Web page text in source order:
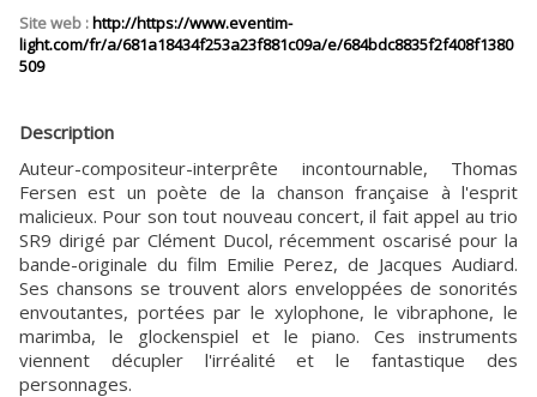
Site web :http://https://www.eventim-
light.com/fr/a/681a18434f253a23f881c09a/e/684bdc8835f2f408f1380
509
Description
Auteur-compositeur-interprête incontournable, Thomas
Fersen est un poète de la chanson française à l'esprit
malicieux. Pour son tout nouveau concert, il fait appel au trio
SR9 dirigé par Clément Ducol, récemment oscarisé pour la
bande-originale du film Emilie Perez, de Jacques Audiard.
Ses chansons se trouvent alors enveloppées de sonorités
envoutantes, portées par le xylophone, le vibraphone, le
marimba, le glockenspiel et le piano. Ces instruments
viennent décupler l'irréalité et le fantastique des
personnages.